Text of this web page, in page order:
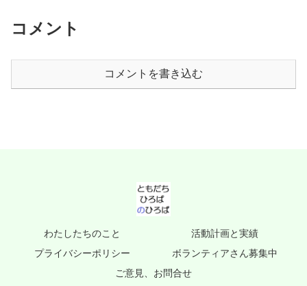
コメント
コメントを書き込む
わたしたちのこと
活動計画と実績
プライバシーポリシー
ボランティアさん募集中
ご意見、お問合せ